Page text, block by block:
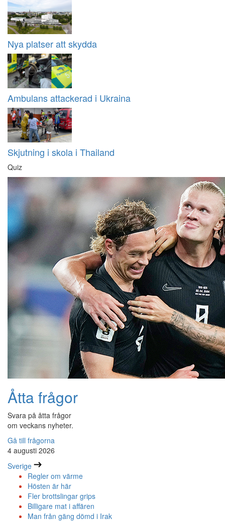
Nya platser att skydda
Ambulans attackerad i Ukraina
Skjutning i skola i Thailand
Quiz
Åtta frågor
Svara på åtta frågor
om veckans nyheter.
Gå till frågorna
4 augusti 2026
Sverige
Regler om värme
Hösten är här
Fler brottslingar grips
Billigare mat i affären
Man från gäng dömd i Irak